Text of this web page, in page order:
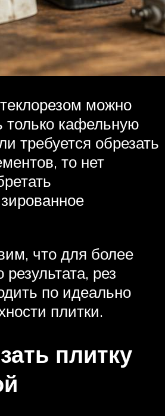
можно
только кафельную
требуется обрезать
то нет
что для более
результата, рез
по идеально
плитки.
плитку